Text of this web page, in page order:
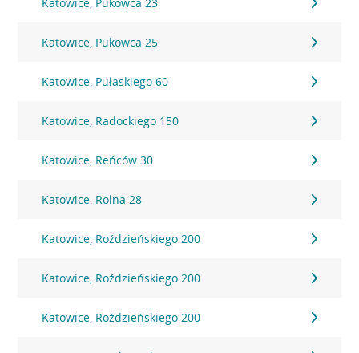
Katowice, Pukowca 25
Katowice, Pułaskiego 60
Katowice, Radockiego 150
Katowice, Reńców 30
Katowice, Rolna 28
Katowice, Roździeńskiego 200
Katowice, Roździeńskiego 200
Katowice, Roździeńskiego 200